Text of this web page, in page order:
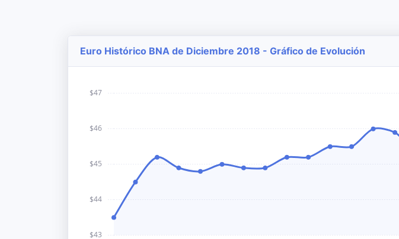
Euro Histórico BNA de Diciembre 2018 - Gráfico de Evolución